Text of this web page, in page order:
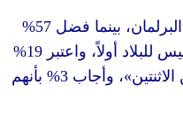
فضل 57%
واعتبر19%
3%
بأنهم